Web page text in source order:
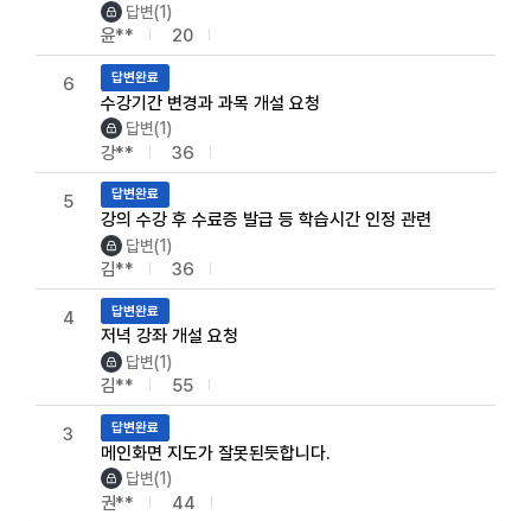
답변(1)
윤** 20
6 답변완료
수강기간 변경과 과목 개설 요청
답변(1)
강** 36
5 답변완료
강의 수강 후 수료증 발급 등 학습시간 인정 관련
답변(1)
김** 36
4 답변완료
저녁 강좌 개설 요청
답변(1)
김** 55
3 답변완료
메인화면 지도가 잘못된듯합니다.
답변(1)
권** 44